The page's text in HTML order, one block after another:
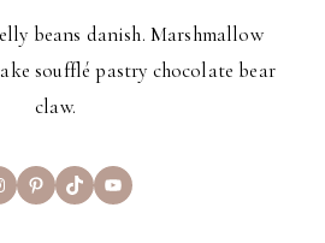
beans danish. Marshmallow
soufflé pastry chocolate bear
claw.
Pinterest
TikTokYouTube